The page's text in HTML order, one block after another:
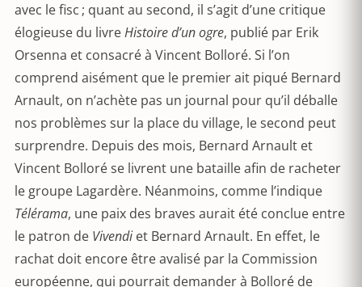
avec le fisc ; quant au second, il s’agit d’une critique
élogieuse du livreHistoire d’un ogre, publié par Erik
Orsenna et consacré à Vincent Bolloré. Si l’on
comprend aisément que le premier ait piqué Bernard
Arnault, on n’achète pas un journal pour qu’il déballe
nos problèmes sur la place du village, le second peut
surprendre. Depuis des mois, Bernard Arnault et
Vincent Bolloré se livrent une bataille afin de racheter
le groupe Lagardère. Néanmoins, comme l’indique
Télérama, une paix des braves aurait été conclue entre
le patron de Vivendi et Bernard Arnault. En effet, le
rachat doit encore être avalisé par la Commission
européenne, qui pourrait demander à Bolloré de